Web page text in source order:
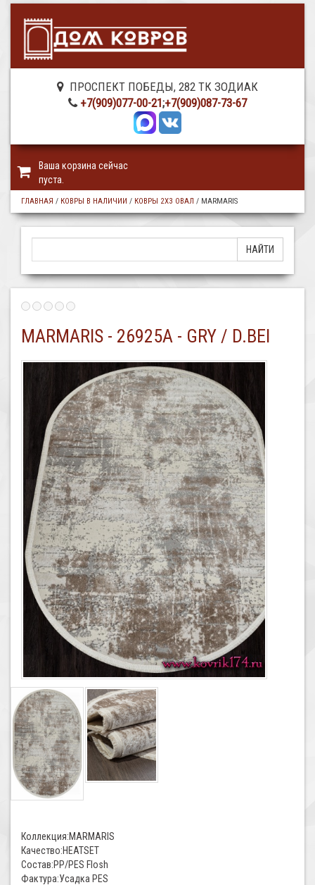
ПРОСПЕКТ ПОБЕДЫ, 282 ТК ЗОДИАК
+7(909)077-00-21;+7(909)087-73-67
Ваша корзина сейчас
пуста.
ГЛАВНАЯ / КОВРЫ В НАЛИЧИИ / КОВРЫ 2X3 ОВАЛ / MARMARIS
MARMARIS - 26925A - GRY / D.BEI
Коллекция:MARMARIS
Качество:HEATSET
Состав:PP/PES Flosh
Фактура:Усадка PES